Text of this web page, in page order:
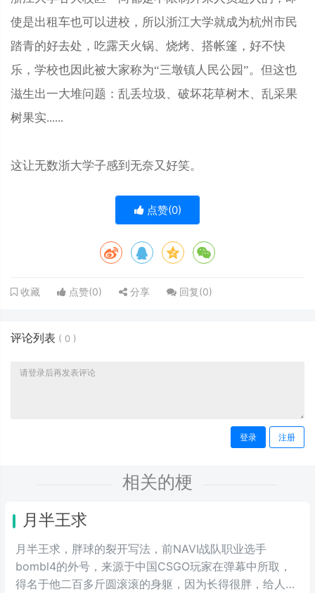
使是出租车也可以进校，所以浙江大学就成为杭州市民
踏青的好去处，吃露天火锅、烧烤、搭帐篷，好不快
乐，学校也因此被大家称为“三墩镇人民公园”。但这也
滋生出一大堆问题：乱丢垃圾、破坏花草树木、乱采果
树果实......
这让无数浙大学子感到无奈又好笑。
点赞(0)
收藏 点赞(0) 分享 回复(0)
评论列表 ( 0 )
登录 注册
相关的梗
月半王求
月半王求，胖球的裂开写法，前NAVI战队职业选手
bombl4的外号，来源于中国CSGO玩家在弹幕中所取，
得名于他二百多斤圆滚滚的身躯，因为长得很胖，给人圆